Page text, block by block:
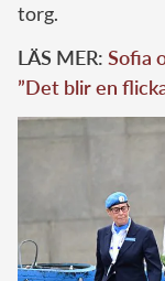
torg.
LÄS MER: Sofia
”Det blir en